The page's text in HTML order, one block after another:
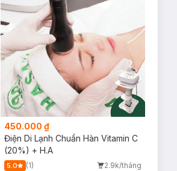
450.000 ₫
Điện Di Lạnh Chuẩn Hàn Vitamin C
(20%) + H.A
5.0 (1) 2.9k/tháng